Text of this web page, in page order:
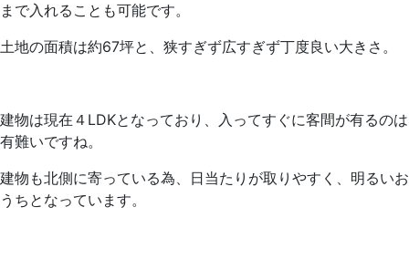
まで入れることも可能です。
土地の面積は約67坪と、狭すぎず広すぎず丁度良い大きさ。
建物は現在４LDKとなっており、入ってすぐに客間が有るのは
有難いですね。
建物も北側に寄っている為、日当たりが取りやすく、明るいお
うちとなっています。